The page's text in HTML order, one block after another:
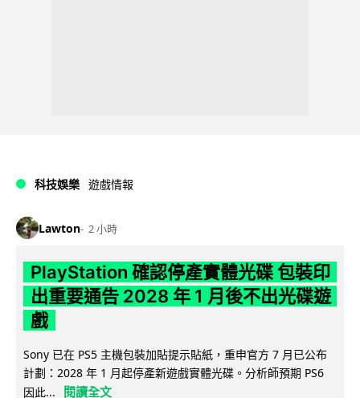
科技娛樂 遊戲情報
Lawton 2 小時
PlayStation 確認停產實體光碟 包裝印
出重要通告 2028 年 1 月後不出光碟遊
戲
Sony 已在 PS5 主機包裝加貼提示貼紙，重申官方 7 月已公布
計劃：2028 年 1 月起停產新遊戲實體光碟。分析師預期 PS6
因此...
閱讀全文